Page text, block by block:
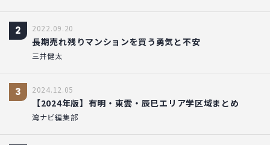
2 2022.09.20
長期売れ残りマンションを買う勇気と不安
三井健太
3 2024.12.05
【2024年版】有明・東雲・辰巳エリア学区域まとめ
湾ナビ編集部